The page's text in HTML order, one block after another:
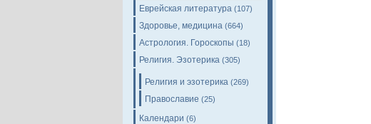
Еврейская литература (107)
Здоровье, медицина (664)
Астрология. Гороскопы (18)
Религия. Эзотерика (305)
Религия и эзотерика (269)
Православие (25)
Календари (6)